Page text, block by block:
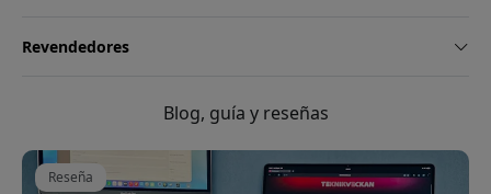
Revendedores
Blog, guía y reseñas
Reseña